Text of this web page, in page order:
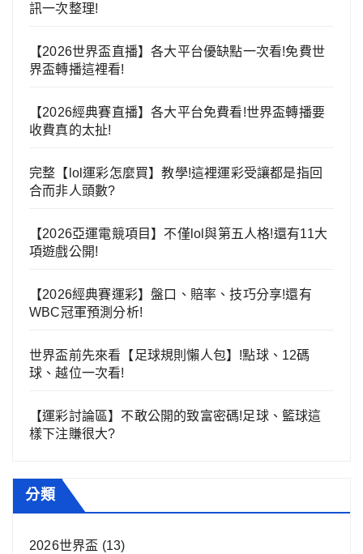
訊一次整理!
【2026世界盃直播】各大平台優缺點一次看!免費世
界盃轉播這裡看!
【2026經典賽直播】各大平台免費看!世界盃轉播要
收費真的太扯!
完整【lol運彩怎麼買】教學!這裡運彩受讓都是指回
合而非人頭數?
【2026亞運電競項目】不僅lol與第五人格!還有11大
項遊戲公開!
【2026經典賽運彩】盤口、賠率、技巧分享!還有
WBC冠軍預測分析!
世界盃前先來看【足球規則懶人包】!點球、12碼
球、越位一次看!
【運彩討論區】不敢公開的致富密碼!足球、籃球這
樣下注賺很大?
分類
2026世界盃 (13)